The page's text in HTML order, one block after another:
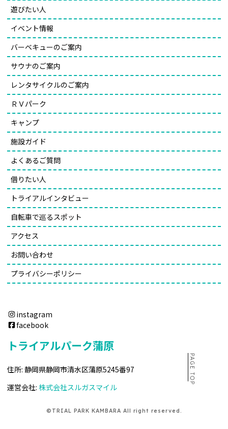
遊びたい人
イベント情報
バーベキューのご案内
サウナのご案内
レンタサイクルのご案内
ＲＶパーク
キャンプ
施設ガイド
よくあるご質問
借りたい人
トライアルインタビュー
自転車で巡るスポット
アクセス
お問い合わせ
プライバシーポリシー
instagram
facebook
トライアルパーク蒲原
住所: 静岡県静岡市清水区蒲原5245番97
運営会社: 株式会社スルガスマイル
PAGE TOP
©TRIAL PARK KAMBARA All right reserved.